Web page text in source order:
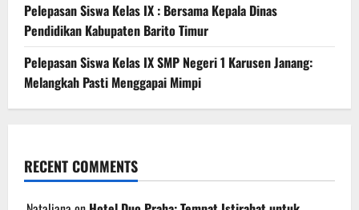
Pelepasan Siswa Kelas IX : Bersama Kepala Dinas
Pendidikan Kabupaten Barito Timur
Pelepasan Siswa Kelas IX SMP Negeri 1 Karusen Janang:
Melangkah Pasti Menggapai Mimpi
RECENT COMMENTS